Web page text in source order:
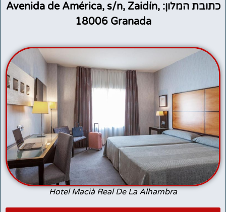
כתובת המלון: Avenida de América, s/n, Zaidín,
18006 Granada
Hotel Macià Real De La Alhambra